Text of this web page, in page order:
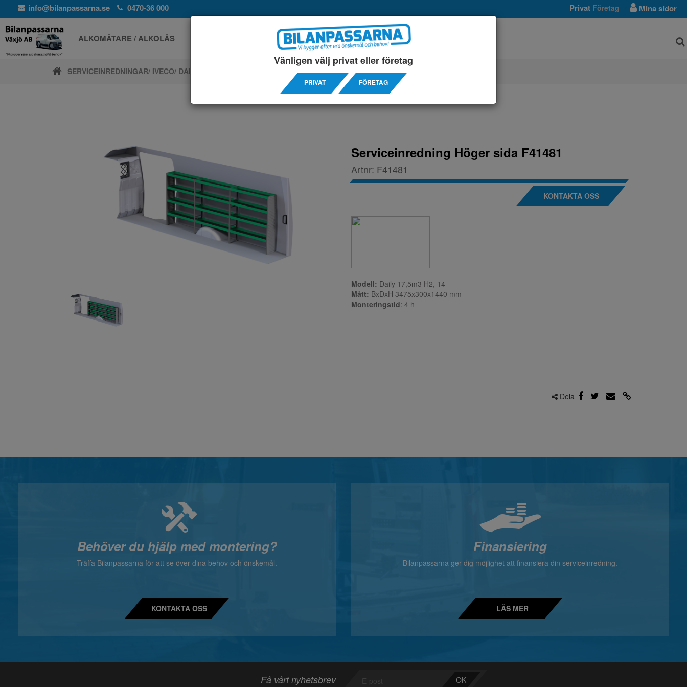
info@bilanpassarna.se 0470-36 000 Mina sidor
Privat Företag
ALKOMÄTARE / ALKOLÅS SERVICEINREDNINGAR TILLBEHÖRS ARTIKLAR
SERVICEINREDNINGAR/ IVECO/ DAILY 17,5M3 14-
Serviceinredning Höger sida F41481
Artnr: F41481
KONTAKTA OSS
Modell: Daily 17,5m3 H2, 14-
Mått: BxDxH 3475x300x1440 mm
Monteringstid: 4 h
Dela
Behöver du hjälp med montering?
Träffa Bilanpassarna för att se över dina behov och önskemål.
KONTAKTA OSS
Finansiering
Bilanpassarna ger dig möjlighet att finansiera din serviceinredning.
LÄS MER
Få vårt nyhetsbrev OK
Vänligen välj privat eller företag
PRIVAT FÖRETAG